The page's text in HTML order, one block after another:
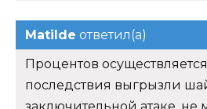
Matilde ответил(а)
Процентов
последствия выгрызли